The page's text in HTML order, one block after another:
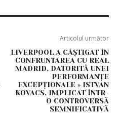
Articolul următor
LIVERPOOL A CÂȘTIGAT ÎN
CONFRUNTAREA CU REAL
MADRID, DATORITĂ UNEI
PERFORMANȚE
EXCEPȚIONALE » ISTVAN
KOVACS, IMPLICAT ÎNTR-
O CONTROVERSĂ
SEMNIFICATIVĂ